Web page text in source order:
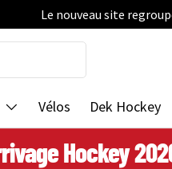
Le nouveau site
Vélos Dek Hockey
Hockey